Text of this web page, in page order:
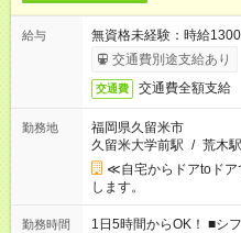
給与
無資格未経験：時給
交通費別途支給あり
交通費 交通費全額支給
勤務地
福岡県久留米市
久留米大学前駅 / 荒木駅
≪自宅からドアtoド
します。
勤務時間
1日5時間からOK！ ■シフト例 (1)8:00～13:00 (2)10:00～15:00